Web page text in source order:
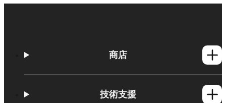
商店
Mac產品
技術支援